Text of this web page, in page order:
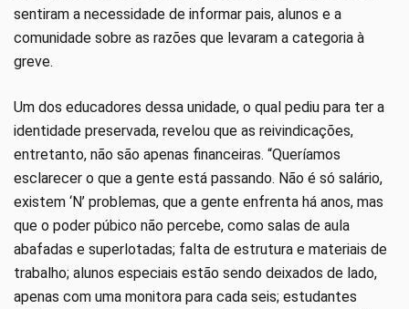
sentiram a necessidade de informar pais, alunos e a
comunidade sobre as razões que levaram a categoria à
greve.
Um dos educadores dessa unidade, o qual pediu para ter a
identidade preservada, revelou que as reivindicações,
entretanto, não são apenas financeiras. “Queríamos
esclarecer o que a gente está passando. Não é só salário,
existem ‘N’ problemas, que a gente enfrenta há anos, mas
que o poder púbico não percebe, como salas de aula
abafadas e superlotadas; falta de estrutura e materiais de
trabalho; alunos especiais estão sendo deixados de lado,
apenas com uma monitora para cada seis; estudantes